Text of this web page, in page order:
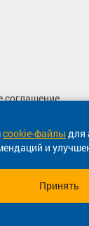
cookie-файлы для
и
Принять
соглашение
Онлайн